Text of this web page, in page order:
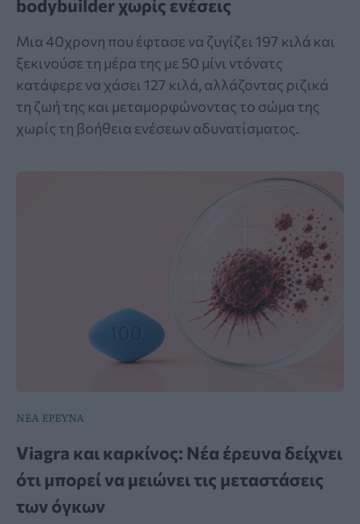
bodybuilder χωρίς ενέσεις
Μια 40χρονη που έφτασε να ζυγίζει 197 κιλά και
ξεκινούσε τη μέρα της με 50 μίνι ντόνατς
κατάφερε να χάσει 127 κιλά, αλλάζοντας ριζικά
τη ζωή της και μεταμορφώνοντας το σώμα της
χωρίς τη βοήθεια ενέσεων αδυνατίσματος.
ΝΕΑ ΕΡΕΥΝΑ
Viagra και καρκίνος: Νέα έρευνα δείχνει
ότι μπορεί να μειώνει τις μεταστάσεις
των όγκων